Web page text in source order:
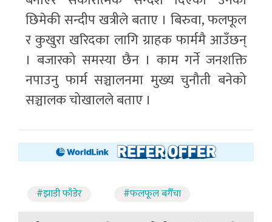
छिमेकी सन्दीप खत्रीले बताए । बिरुवा, फलफूल
र कुखुरा खरिदका लागि ग्राहक फार्ममै आउँछन्
। बजारको समस्या छैन । काम गर्ने जनशक्ति
नपाउनु फार्म सञ्चालनमा मुख्य चुनौती बनेको
सञ्चालक चोखालले बताए ।
#झाडी फाँडेर #फलफूल बगैँचा